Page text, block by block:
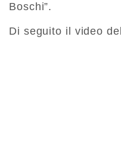
Boschi”.
Di seguito il video del